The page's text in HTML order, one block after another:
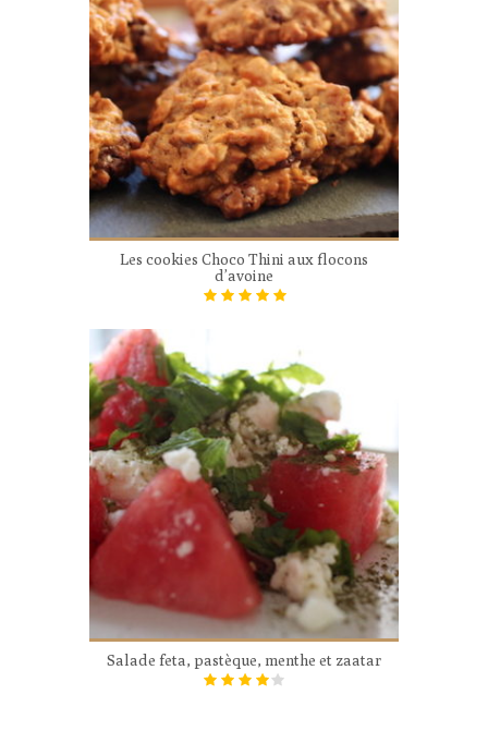
Les cookies Choco Thini aux flocons
d’avoine
Salade feta, pastèque, menthe et zaatar